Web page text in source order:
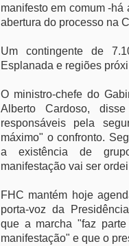
manifesto em comum -
abertura do processo na
Um contingente de
Esplanada e regiões
O ministro-chefe do
Alberto Cardoso,
responsáveis pela
máximo" o confronto.
a existência de
manifestação vai ser
FHC mantém hoje
porta-voz da
que a marcha "faz
manifestação" e que o